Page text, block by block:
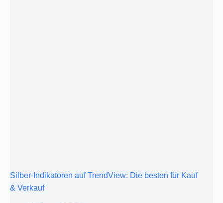
Silber-Indikatoren auf TrendView: Die besten für Kauf
& Verkauf